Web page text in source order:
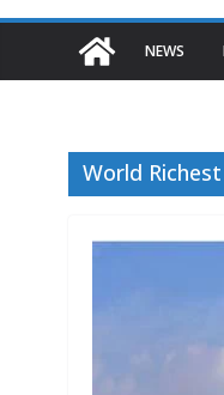
NEWS
World